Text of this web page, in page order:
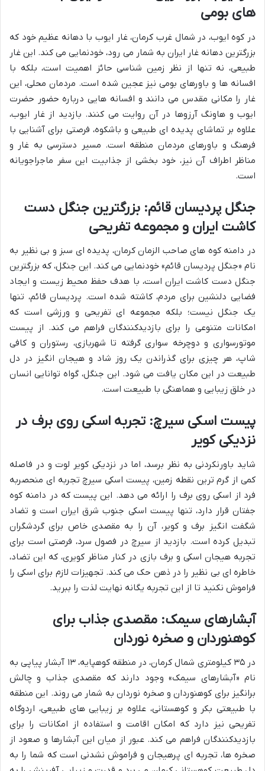
های بومی
در کوه ایوب، در شمال غرب کرمان، غار ایوب با دهانه عظیم خود که
بزرگترین دهانه غار ایران به شمار می رود، خودنمایی می کند. این غار
طبیعی، نه تنها از نظر زمین شناسی حائز اهمیت است، بلکه با
افسانه ها و باورهای بومی نیز عجین شده است. مردمان محلی، این
غار را مکانی مقدس می دانند و افسانه هایی درباره حضور حضرت
ایوب و هاونگ آرزوها در آن روایت می کنند. بازدید از غار ایوب،
علاوه بر تماشای پدیده ای طبیعی و باشکوه، فرصتی برای آشنایی با
فرهنگ و باورهای مردمان منطقه است. مسیر دسترسی به غار و
مناظر اطراف آن نیز، خود بخشی از جذابیت این سفر ماجراجویانه
است.
جنگل پردیسان قائم: بزرگترین جنگل دست
کاشت ایران و مجموعه تفریحی
در دامنه کوه های صاحب الزمان کرمان، پدیده ای سبز و بی نظیر به
نام «جنگل پردیسان قائم» خودنمایی می کند. این جنگل، که بزرگترین
جنگل دست کاشت ایران است، با هدف حفظ محیط زیست و ایجاد
فضایی دلنشین برای مردم، کاشته شده است. پردیسان قائم، تنها
یک جنگل نیست؛ بلکه مجموعه ای تفریحی و ورزشی است که
امکانات متنوعی را برای بازدیدکنندگان فراهم می کند. از پیست
موتورسواری و دوچرخه سواری گرفته تا شهربازی، رستوران و کافی
شاپ، هر چیزی برای گذراندن یک روز شاد و هیجان انگیز در دل
طبیعت در این مکان یافت می شود. این جنگل، گواه توانایی انسان
در خلق زیبایی و هماهنگی با طبیعت است.
پیست اسکی سیرچ: تجربه اسکی روی برف در
نزدیکی کویر
شاید باورنکردنی به نظر برسد، اما در نزدیکی کویر لوت و در فاصله
کمی از گرم ترین نقطه زمین، پیست اسکی سیرچ تجربه ای منحصربه
فرد از اسکی روی برف را ارائه می دهد. این پیست که در دامنه کوه
جفتان قرار دارد، تنها پیست اسکی جنوب شرق ایران است و تضاد
شگفت انگیز برف و کویر، آن را به مقصدی خاص برای گردشگران
تبدیل کرده است. بازدید از سیرچ در فصول سرد، فرصتی است برای
تجربه هیجان اسکی و برف بازی در کنار مناظر کویری، که این تضاد،
خاطره ای بی نظیر را در ذهن حک می کند. تجهیزات لازم برای اسکی را
فراموش نکنید تا از این تجربه یگانه نهایت لذت را ببرید.
آبشارهای سیمک: مقصدی جذاب برای
کوهنوردان و صخره نوردان
در ۳۵ کیلومتری شمال کرمان، در منطقه کوهپایه، ۱۳ آبشار پیاپی به
نام «آبشارهای سیمک» وجود دارند که مقصدی جذاب و چالش
برانگیز برای کوهنوردان و صخره نوردان به شمار می روند. این منطقه
با طبیعتی بکر و کوهستانی، علاوه بر زیبایی های طبیعی، اردوگاه
تفریحی نیز دارد که امکان اقامت و استفاده از امکانات را برای
بازدیدکنندگان فراهم می کند. عبور از میان این آبشارها و صعود از
صخره ها، تجربه ای پرهیجان و فراموش نشدنی است که شما را به